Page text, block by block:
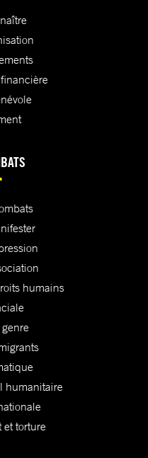
humains
humanitaire
et torture